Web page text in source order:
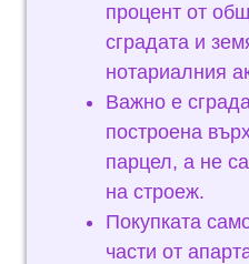
процент от
сградата и
нотариалния
Важно е
построена
парцел, а не
на строеж.
Покупката
части от